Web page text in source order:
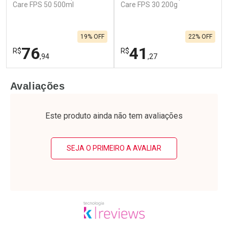
Care FPS 50 500ml
R$76,94
19% OFF
Laboratório
Por Menos
Care FPS 30 200g
R$41 ,27
22% OFF
Laboratório
Por Menos
Avaliações
Este produto ainda não tem avaliações
SEJA O PRIMEIRO A AVALIAR